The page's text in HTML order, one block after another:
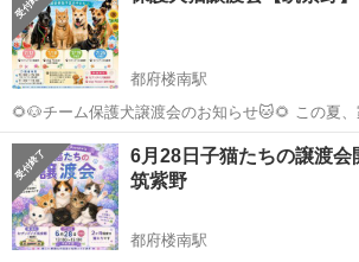
都府楼南駅
🌻🐶チーム保護犬譲渡会のお知らせ🐱🌻 この夏、家族との出会いを待
っている保護犬・保護猫たちが参加します✨ 個性豊かな子たちと実際
に会って、触れ合ってみませんか？ 📅開催日 【セブンデイズ筑紫野】
▪️7月12日（日）...
福岡 筑紫野市 都府楼南駅 展示会
6月28日子猫たちの譲渡会
筑紫野
都府楼南駅